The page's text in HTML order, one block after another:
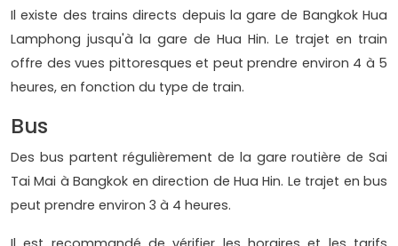
Il existe des trains directs depuis la gare de Bangkok Hua
Lamphong jusqu'à la gare de Hua Hin. Le trajet en train
offre des vues pittoresques et peut prendre environ 4 à 5
heures, en fonction du type de train.
Bus
Des bus partent régulièrement de la gare routière de Sai
Tai Mai à Bangkok en direction de Hua Hin. Le trajet en bus
peut prendre environ 3 à 4 heures.